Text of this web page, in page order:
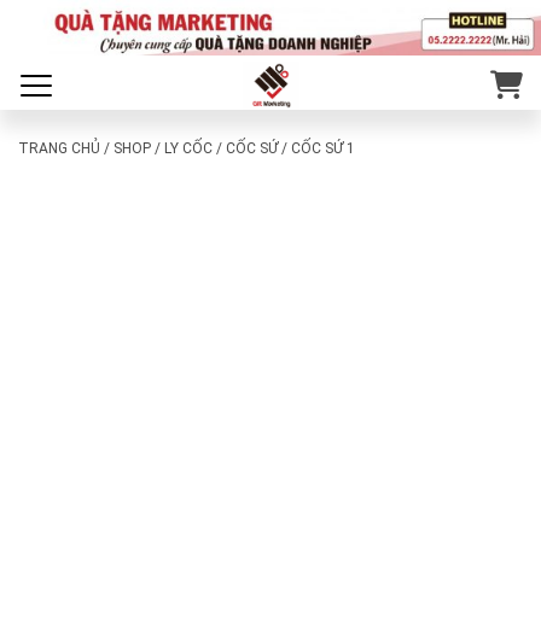
TRANG CHỦ / SHOP / LY CỐC / CỐC SỨ/ CỐC SỨ 1